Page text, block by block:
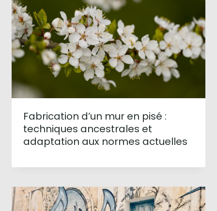
Fabrication d’un mur en pisé :
techniques ancestrales et
adaptation aux normes actuelles